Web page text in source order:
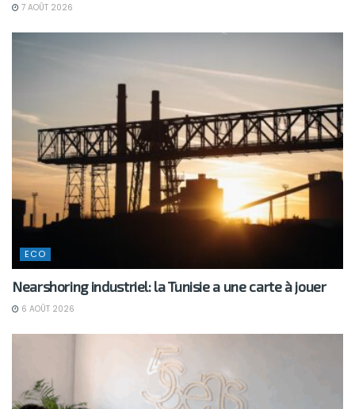
7 AOÛT 2026
ECO
Nearshoring industriel: la Tunisie a une carte à jouer
6 AOÛT 2026